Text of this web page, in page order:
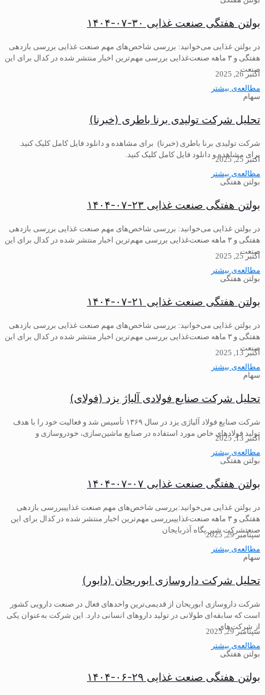
بولتن هفتگی صنعت غذایی ۳۰-۰۷-۱۴۰۴
در بولتن غذایی می‌خوانید: ️بررسی شاخص‌های مهم صنعت غذایی بررسی بازدهی
هفتگی و ۳ ماهه صنعت‌غذایی ️بررسی مهم‌ترین اخبار منتشر شده در کدال برای این
صنعت
مطالعه‌ی بیشتر
اکتبر 26, 2025
سهام
تحلیل شرکت تولیدی برنا باطری (خبرنا)
شرکت تولیدی برنا باطری (خبرنا) برای مشاهده و دانلود فایل کامل کلیک کنید.
برای مشاهده و دانلود فایل کامل کلیک کنید.
مطالعه‌ی بیشتر
اکتبر 25, 2025
بولتن هفتگی
بولتن هفتگی صنعت غذایی ۲۳-۰۷-۱۴۰۴
در بولتن غذایی می‌خوانید: ️بررسی شاخص‌های مهم صنعت غذایی بررسی بازدهی
هفتگی و ۳ ماهه صنعت‌غذایی ️بررسی مهم‌ترین اخبار منتشر شده در کدال برای این
صنعت
مطالعه‌ی بیشتر
اکتبر 25, 2025
بولتن هفتگی
بولتن هفتگی صنعت غذایی ۲۱-۰۷-۱۴۰۴
در بولتن غذایی می‌خوانید: ️بررسی شاخص‌های مهم صنعت غذایی بررسی بازدهی
هفتگی و ۳ ماهه صنعت‌غذایی ️بررسی مهم‌ترین اخبار منتشر شده در کدال برای این
صنعت
مطالعه‌ی بیشتر
اکتبر 13, 2025
سهام
تحلیل شرکت صنایع فولادی آلیاژ یزد (فولای)
شرکت صنایع فولاد آلیاژی یزد در سال ۱۳۶۹ تأسیس شد و فعالیت خود را با هدف
تولید فولادهای خاص مورد استفاده در صنایع ماشین‌سازی، خودروسازی و
مطالعه‌ی بیشتر
اکتبر 13, 2025
بولتن هفتگی
بولتن هفتگی صنعت غذایی ۰۷-۰۷-۱۴۰۴
در بولتن غذایی می‌خوانید:بررسی شاخص‌های مهم صنعت غذاییبررسی بازدهی
هفتگی و ۳ ماهه صنعت‌غذاییبررسی مهم‌ترین اخبار منتشر شده در کدال برای این
صنعتشرکت شیر پگاه آذربایجان
مطالعه‌ی بیشتر
سپتامبر 29, 2025
سهام
تحلیل شرکت داروسازی ابوریحان (دابور)
شرکت داروسازی ابوریحان از قدیمی‌ترین واحدهای فعال در صنعت دارویی کشور
است که سابقه‌ای طولانی در تولید داروهای انسانی دارد. این شرکت به‌عنوان یکی
از شرکت‌های
مطالعه‌ی بیشتر
سپتامبر 29, 2025
بولتن هفتگی
بولتن هفتگی صنعت غذایی ۲۹-۰۶-۱۴۰۴